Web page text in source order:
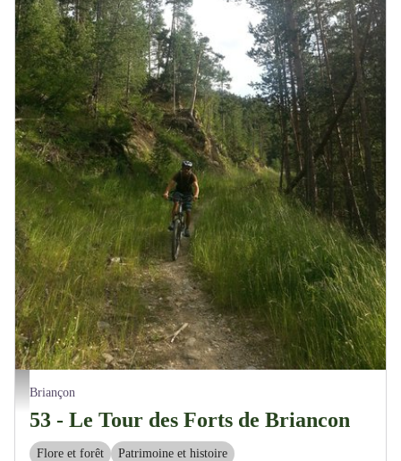
Vététiste en forêt - M. Buffet
Briançon
53 - Le Tour des Forts de Briancon
Flore et forêt Patrimoine et histoire